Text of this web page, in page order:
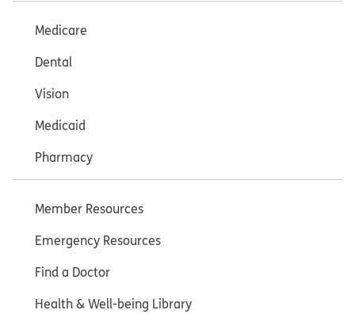
Medicare
Dental
Vision
Medicaid
Pharmacy
Member Resources
Emergency Resources
Find a Doctor
Health & Well-being Library